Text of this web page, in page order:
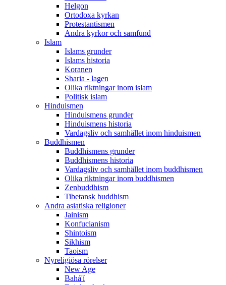
Helgon
Ortodoxa kyrkan
Protestantismen
Andra kyrkor och samfund
Islam
Islams grunder
Islams historia
Koranen
Sharia - lagen
Olika riktningar inom islam
Politisk islam
Hinduismen
Hinduismens grunder
Hinduismens historia
Vardagsliv och samhället inom hinduismen
Buddhismen
Buddhismens grunder
Buddhismens historia
Vardagsliv och samhället inom buddhismen
Olika riktningar inom buddhismen
Zenbuddhism
Tibetansk buddhism
Andra asiatiska religioner
Jainism
Konfucianism
Shintoism
Sikhism
Taoism
Nyreligiösa rörelser
New Age
Bahá'í